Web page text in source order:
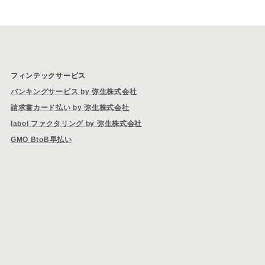
フィンテックサービス
バンキングサービス by 弥生株式会社
請求書カード払い by 弥生株式会社
labol ファクタリング by 弥生株式会社
GMO BtoB早払い